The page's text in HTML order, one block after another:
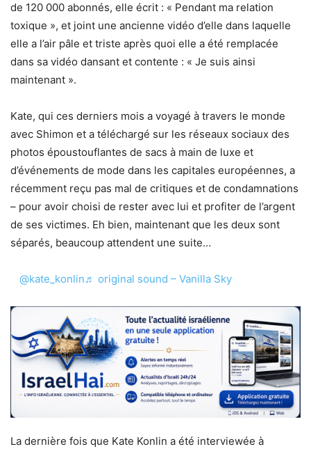
de 120 000 abonnés, elle écrit : « Pendant ma relation
toxique », et joint une ancienne vidéo d’elle dans laquelle
elle a l’air pâle et triste après quoi elle a été remplacée
dans sa vidéo dansant et contente : « Je suis ainsi
maintenant ».
Kate, qui ces derniers mois a voyagé à travers le monde
avec Shimon et a téléchargé sur les réseaux sociaux des
photos époustouflantes de sacs à main de luxe et
d’événements de mode dans les capitales européennes, a
récemment reçu pas mal de critiques et de condamnations
– pour avoir choisi de rester avec lui et profiter de l’argent
de ses victimes. Eh bien, maintenant que les deux sont
séparés, beaucoup attendent une suite…
@kate_konlin♬ original sound – Vanilla Sky
La dernière fois que Kate Konlin a été interviewée à